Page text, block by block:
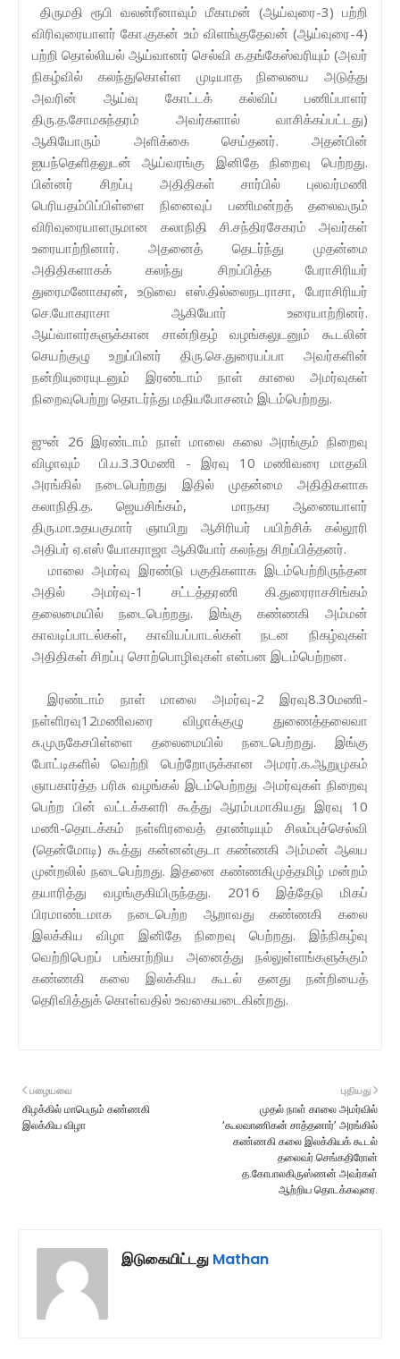
திருமதி ரூபி வலன்ரீனாவும் மீகாமன் (ஆய்வுரை-3) பற்றி
விரிவுரையாளர் கோ.குகன் உம் விளங்குதேவன் (ஆய்வுரை-4)
பற்றி தொல்லியல் ஆய்வானர் செல்வி க.தங்கேஸ்வரியும் (அவர்
நிகழ்வில் கலந்துகொள்ள முடியாத நிலையை அடுத்து
அவரின் ஆய்வு கோட்டக் கல்விப் பணிப்பாளர்
திரு.த.சோமசுந்தரம் அவர்களால் வாசிக்கப்பட்டது)
ஆகியோரும் அளிக்கை செய்தனர். அதன்பின்
ஐயந்தெளிதலுடன் ஆய்வரங்கு இனிதே நிறைவு பெற்றது.
பின்னர் சிறப்பு அதிதிகள் சார்பில் புலவர்மணி
பெரியதம்பிப்பிள்ளை நினைவுப் பணிமன்றத் தலைவரும்
விரிவுரையாளருமான கலாநிதி சி.சந்திரசேகரம் அவர்கள்
உரையாற்றினார். அதனைத் தெடர்ந்து முதன்மை
அதிதிகளாகக் கலந்து சிறப்பித்த பேராசிரியர்
துரைமனோகரன், உடுவை எஸ்.தில்லைநடராசா, பேராசிரியர்
செ.யோகராசா ஆகியோர் உரையாற்றினர்.
ஆய்வாளர்களுக்கான சான்றிதழ் வழங்கலுடனும் கூடலின்
செயற்குழு உறுப்பினர் திரு.செ.துரையப்பா அவர்களின்
நன்றியுரையுடனும் இரண்டாம் நாள் காலை அமர்வுகள்
நிறைவுபெற்று தொடர்ந்து மதியபோசனம் இடம்பெற்றது.
ஜுன் 26 இரண்டாம் நாள் மாலை கலை அரங்கும் நிறைவு
விழாவும் பி.ப.3.30மணி - இரவு 10 மணிவரை மாதவி
அரங்கில் நடைபெற்றது இதில் முதன்மை அதிதிகளாக
கலாநிதி.த. ஜெயசிங்கம், மாநகர ஆணையாளர்
திரு.மா.உதயகுமார் ஞாயிறு ஆசிரியர் பயிற்சிக் கல்லூரி
அதிபர் ஏ.எஸ் யோகராஜா ஆகியோர் கலந்து சிறப்பித்தனர்.
மாலை அமர்வு இரண்டு பகுதிகளாக இடம்பெற்றிருந்தன
அதில் அமர்வு-1 சட்டத்தரணி கி.துரைராசசிங்கம்
தலைமையில் நடைபெற்றது. இங்கு கண்ணகி அம்மன்
காவடிப்பாடல்கள், காவியப்பாடல்கள் நடன நிகழ்வுகள்
அதிதிகள் சிறப்பு சொற்பொழிவுகள் என்பன இடம்பெற்றன.
இரண்டாம் நாள் மாலை அமர்வு-2 இரவு8.30மணி-
நள்ளிரவு12மணிவரை விழாக்குழு துணைத்தலைவா
சு.முருகேசபிள்ளை தலைமையில் நடைபெற்றது. இங்கு
போட்டிகளில் வெற்றி பெற்றோருக்கான அமரர்.க.ஆறுமுகம்
ஞாபகார்த்த பரிசு வழங்கல் இடம்பெற்றது அமர்வுகள் நிறைவு
பெற்ற பின் வட்டக்களரி கூத்து ஆரம்பமாகியது இரவு 10
மணி-தொடக்கம் நள்ளிரவைத் தாண்டியும் சிலம்புச்செல்வி
(தென்மோடி) கூத்து கன்னன்குடா கண்ணகி அம்மன் ஆலய
முன்றலில் நடைபெற்றது. இதனை கண்ணகிமுத்தமிழ் மன்றம்
தயாரித்து வழங்குகியிருந்தது. 2016 இத்தேடு மிகப்
பிரமாண்டமாக நடைபெற்ற ஆறாவது கண்ணகி கலை
இலக்கிய விழா இனிதே நிறைவு பெற்றது. இந்நிகழ்வு
வெற்றிபெறப் பங்காற்றிய அனைத்து நல்லுள்ளங்களுக்கும்
கண்ணகி கலை இலக்கிய கூடல் தனது நன்றியைத்
தெரிவித்துக் கொள்வதில் உவகையடைகின்றது.
புதியது
முதல் நாள் காலை அமர்வில்
‘கூலவாணிகன் சாத்தனார்’ அரங்கில்
கண்ணகி கலை இலக்கியக் கூடல்
தலைவர் செங்கதிரோன்
த.கோபாலகிருஸ்ணன் அவர்கள்
ஆற்றிய தொடக்கவுரை.
பழையவை
கிழக்கில் மாபெரும் கண்ணகி
இலக்கிய விழா
இடுகையிட்டது Mathan